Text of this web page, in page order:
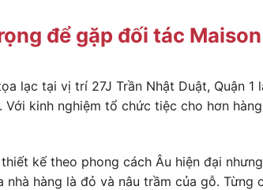
để gặp đối tác
lạc tại vị trí 27J Trần Nhật Duật, Quận
kinh nghiệm tổ chức tiệc cho hơn
kế theo phong cách Âu hiện đại
nhà hàng là đỏ và nâu trầm của gỗ.